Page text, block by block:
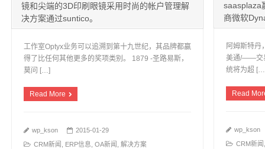
镜和尖端的3D印刷眼镜采用时尚的帐户管理解
决方案通过suntico。
工作室Optyx业务可以追溯到第十九世纪，其品牌都赢
得了比任何其他更多的奖项类别。 1879 -圣路易斯，
莫问 […]
Read More
wp_kson
2015-01-29
CRM新闻
ERP信息 OA新闻
解决方案
saasplaza
商微软
阿姆斯特丹
美通/——交
统将为超
Read
wp_kson
CRM新闻